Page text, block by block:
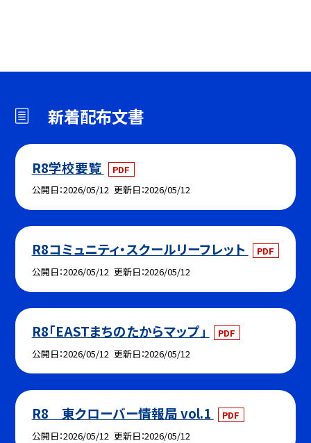
新着配布文書
R8学校要覧
PDF
公開日 2026/05/12 更新日 2026/05/12
R8コミュニティ・スクールリーフレット
PDF
公開日 2026/05/12 更新日 2026/05/12
R8「EASTまちのたからマップ」
PDF
公開日 2026/05/12 更新日 2026/05/12
R8 東クローバー情報局 vol.1
PDF
公開日 2026/05/12 更新日 2026/05/12